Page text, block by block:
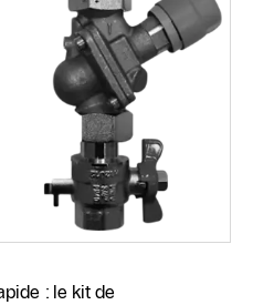
: le kit de